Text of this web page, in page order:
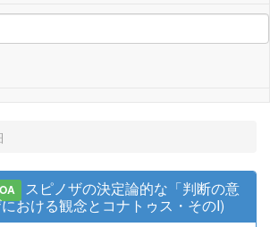
OA
スピノザの決定論的な「判断の意
おける観念とコナトゥス・そのI)